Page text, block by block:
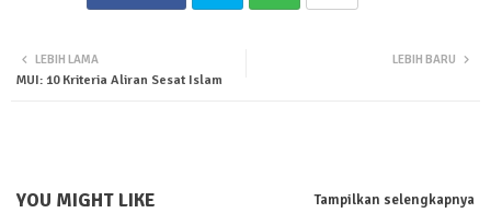
ter
LEBIH BARU
LEBIH LAMA
MUI: 10 Kriteria Aliran Sesat Islam
YOU MIGHT LIKE Tampilkan selengkapnya